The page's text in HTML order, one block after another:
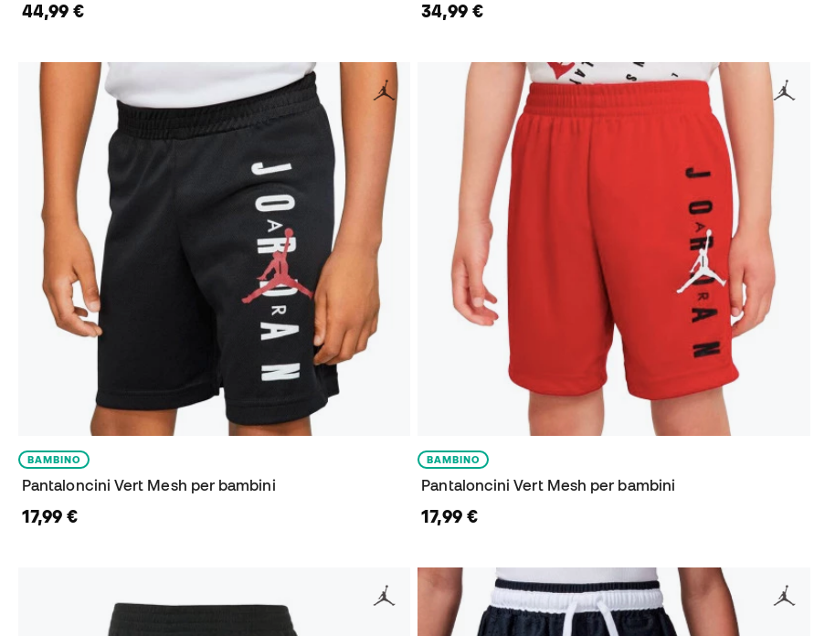
44,99 € 34,99 €
BAMBINO
Pantaloncini Vert Mesh per bambini
17,99 €
BAMBINO
Pantaloncini Vert Mesh per bambini
17,99 €